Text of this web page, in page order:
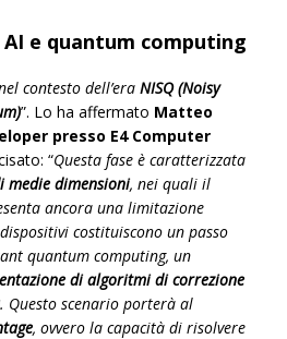
e quantum computing
contesto dell’era NISQ (Noisy
”. Lo ha affermato Matteo
presso E4 Computer
“Questa fase è caratterizzata
medie dimensioni, nei quali il
ancora una limitazione
costituiscono un passo
quantum computing, un
di algoritmi di correzione
. Questo scenario porterà al
, ovvero la capacità di risolvere